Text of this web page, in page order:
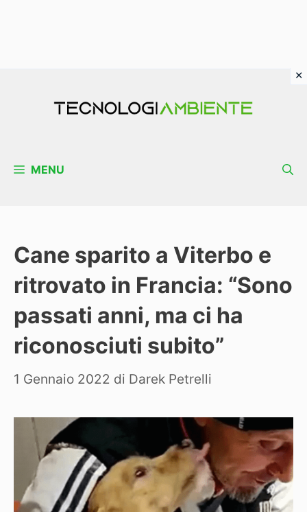
MENU
Cane sparito a Viterbo e
ritrovato in Francia: “Sono
passati anni, ma ci ha
riconosciuti subito”
1 Gennaio 2022 di Darek Petrelli